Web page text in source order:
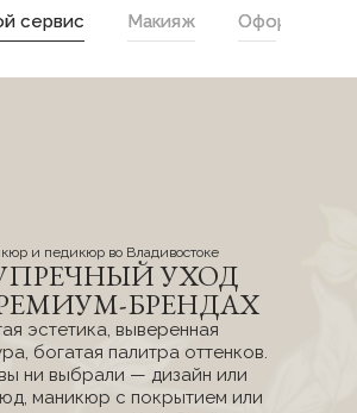
сервис Макияж Оформление
и педикюр во Владивостоке
УХОД
БРЕНДАХ
эстетика, выверенная
богатая палитра оттенков.
ни выбрали — дизайн или
маникюр с покрытием или